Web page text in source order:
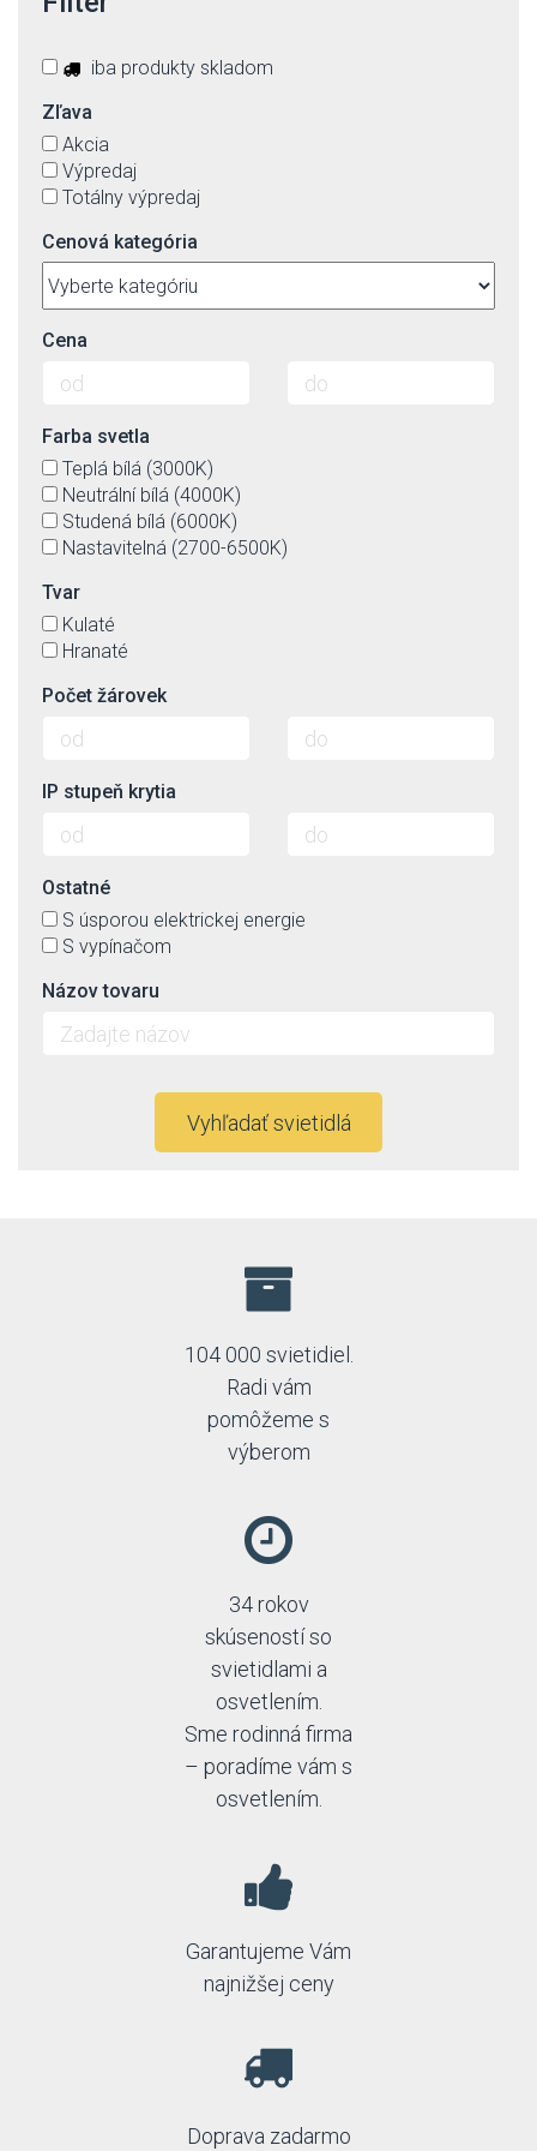
iba produkty skladom
Zľava
Akcia
Výpredaj
Totálny výpredaj
Cenová kategória
Cena
Farba svetla
Teplá bílá (3000K)
Neutrální bílá (4000K)
Studená bílá (6000K)
Nastavitelná (2700-6500K)
Tvar
Kulaté
Hranaté
Počet žárovek
IP stupeň krytia
Ostatné
S úsporou elektrickej energie
S vypínačom
Názov tovaru
Vyhľadať svietidlá
104 000 svietidiel.
Radi vám
pomôžeme s
výberom
34 rokov
skúseností so
svietidlami a
osvetlením.
Sme rodinná firma
– poradíme vám s
osvetlením.
Garantujeme Vám
najnižšej ceny
Doprava zadarmo